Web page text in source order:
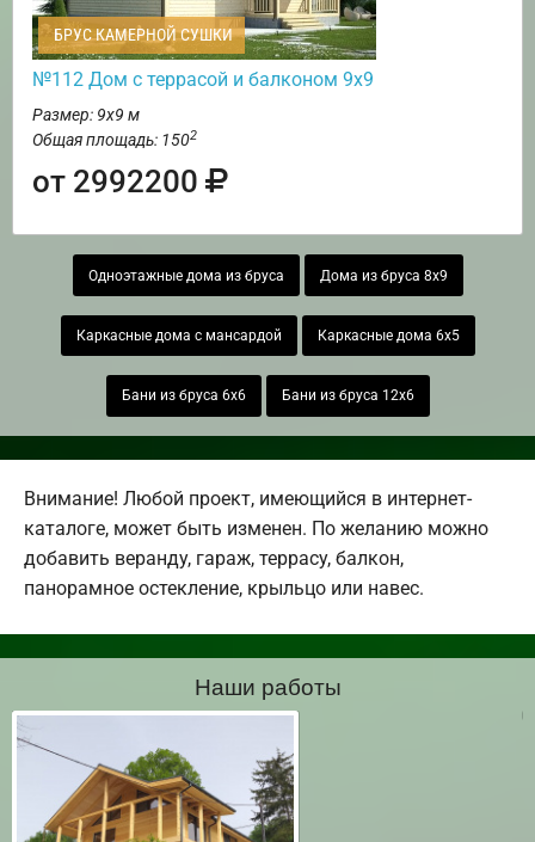
БРУС КАМЕРНОЙ СУШКИ
№112 Дом с террасой и балконом 9х9
Размер: 9х9 м
Общая площадь: 1502
от 2992200
Одноэтажные дома из бруса Дома из бруса 8х9
Каркасные дома с мансардой Каркасные дома 6х5
Бани из бруса 6х6 Бани из бруса 12х6
Внимание! Любой проект, имеющийся в интернет-
каталоге, может быть изменен. По желанию можно
добавить веранду, гараж, террасу, балкон,
панорамное остекление, крыльцо или навес.
Наши работы